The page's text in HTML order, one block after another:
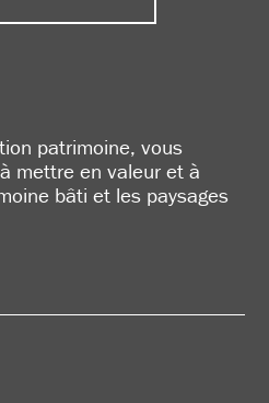
patrimoine, vous
mettre en valeur et à
bâti et les paysages